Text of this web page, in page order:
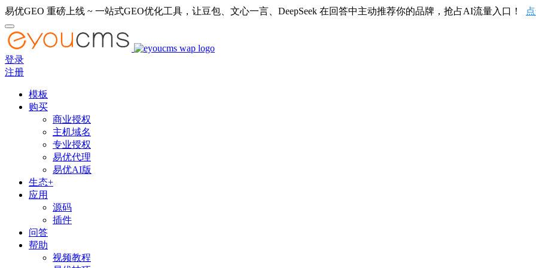
易优GEO 重磅上线 ~ 一站式GEO优化工具，让豆包、文心一言、DeepSeek 在回答中主动推荐你的品牌，抢占AI流量入口！
登录
注册
模板
购买
商业授权
主机域名
专业授权
易优代理
易优AI版
生态+
应用
源码
插件
问答
帮助
视频教程